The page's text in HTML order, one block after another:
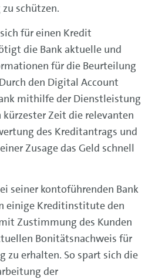
schützen.
für einen Kredit
die Bank aktuelle und
für die Beurteilung
den Digital Account
mithilfe der Dienstleistung
Zeit die relevanten
des Kreditantrags und
Zusage das Geld schnell
seiner kontoführenden Bank
einige Kreditinstitute den
Zustimmung des Kunden
Bonitätsnachweis für
zu erhalten. So spart sich die
der